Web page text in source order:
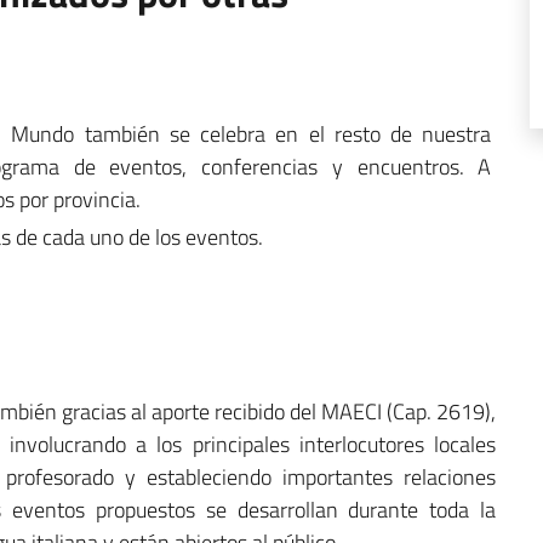
también se celebra en el resto de nuestra
de eventos, conferencias y encuentros. A
por provincia.
de cada uno de los eventos.
gracias al aporte recibido del MAECI (Cap. 2619),
a los principales interlocutores locales
y estableciendo importantes relaciones
propuestos se desarrollan durante toda la